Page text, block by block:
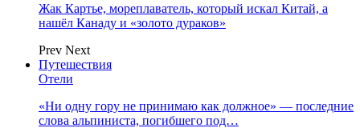
Жак Картье, мореплаватель, который искал Китай, а
нашёл Канаду и «золото дураков»
Prev Next
Путешествия
Отели
«Ни одну гору не принимаю как должное» — последние
слова альпиниста, погибшего под…